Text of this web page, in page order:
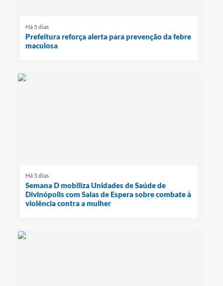
Há 5 dias
Prefeitura reforça alerta para prevenção da febre
maculosa
Há 5 dias
Semana D mobiliza Unidades de Saúde de
Divinópolis com Salas de Espera sobre combate à
violência contra a mulher